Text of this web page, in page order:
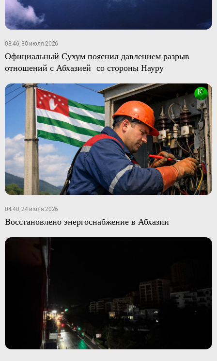
08:46, 30 июля 2026
Официальный Сухум пояснил давлением разрыв
отношений с Абхазией со стороны Науру
04:40, 24 июля 2026
Восстановлено энергоснабжение в Абхазии